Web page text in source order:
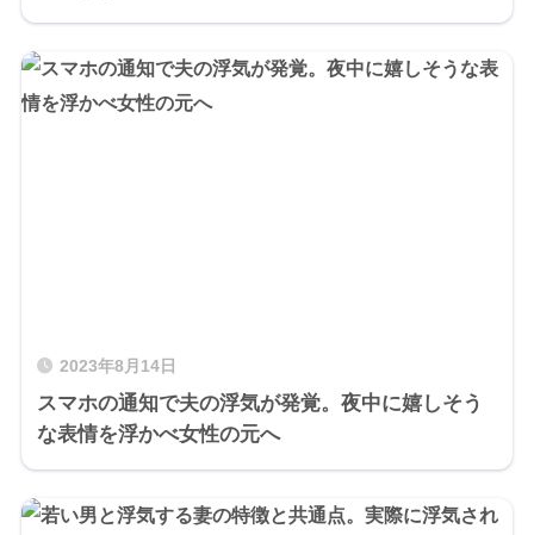
2023年8月14日
スマホの通知で夫の浮気が発覚。夜中に嬉しそう
な表情を浮かべ女性の元へ